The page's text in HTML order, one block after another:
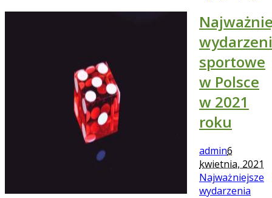
sportowe
w Polsce
w 2021
roku
admin6
kwietnia, 2021
Najważniejsze
wydarzenia